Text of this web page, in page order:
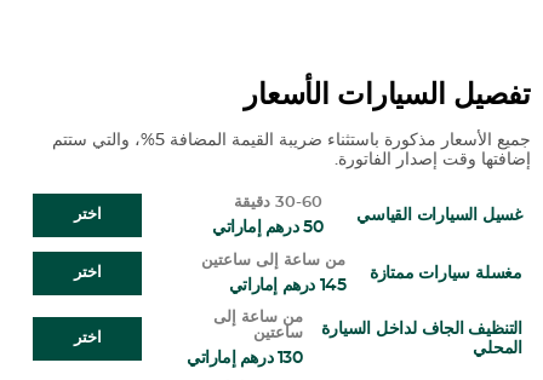
تفصيل السيارات الأسعار
جميع الأسعار مذكورة باستثناء ضريبة القيمة المضافة 5%، والتي ستتم
إضافتها وقت إصدار الفاتورة.
غسيل السيارات القياسي
30-60 دقيقة
50 درهم إماراتي
اختر
مغسلة سيارات ممتازة
من ساعة إلى ساعتين
145 درهم إماراتي
اختر
التنظيف الجاف لداخل السيارة
المحلي
من ساعة إلى
ساعتين
130 درهم إماراتي
اختر